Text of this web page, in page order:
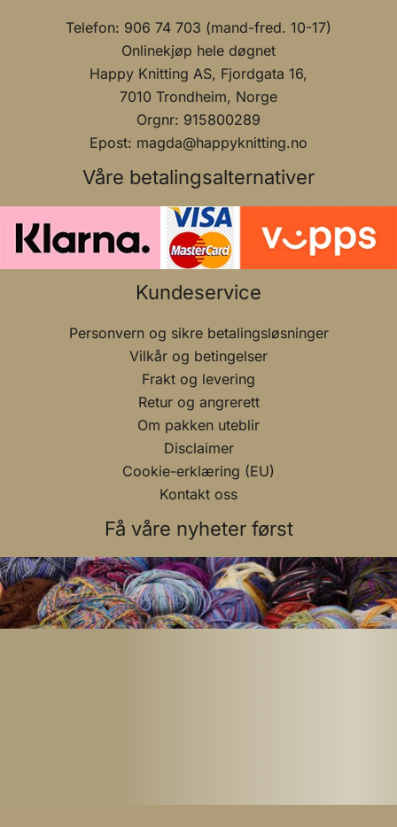
Telefon: 906 74 703 (mand-fred. 10-17)
Onlinekjøp hele døgnet
Happy Knitting AS, Fjordgata 16,
7010 Trondheim, Norge
Orgnr: 915800289
Epost: magda@happyknitting.no
Våre betalingsalternativer
Kundeservice
Personvern og sikre betalingsløsninger
Vilkår og betingelser
Frakt og levering
Retur og angrerett
Om pakken uteblir
Disclaimer
Cookie-erklæring (EU)
Kontakt oss
Få våre nyheter først